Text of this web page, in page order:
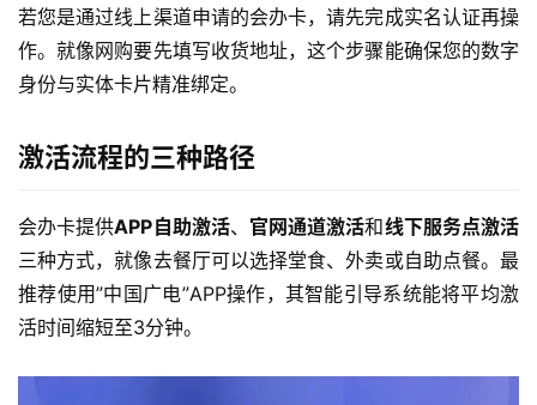
若您是通过线上渠道申请的会办卡，请先完成实名认证再操
作。就像网购要先填写收货地址，这个步骤能确保您的数字
身份与实体卡片精准绑定。
激活流程的三种路径
会办卡提供APP自助激活、 官网通道激活和线下服务点激活
三种方式，就像去餐厅可以选择堂食、外卖或自助点餐。最
推荐使用”中国广电”APP操作，其智能引导系统能将平均激
活时间缩短至3分钟。